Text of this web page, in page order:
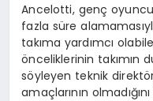
Ancelotti, genç
fazla süre
takıma yardımcı
önceliklerinin takımın
söyleyen teknik
amaçlarının